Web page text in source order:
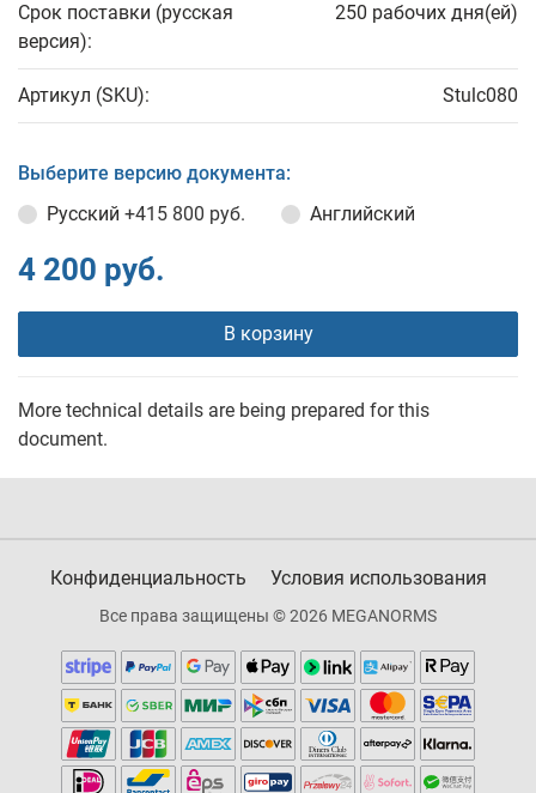
Срок поставки (русская
версия):
250 рабочих дня(ей)
Артикул (SKU): Stulc080
Выберите версию документа:
Русский +415 800 руб. Английский
4 200 руб.
В корзину
More technical details are being prepared for this
document.
Конфиденциальность Условия использования
Все права защищены © 2026 MEGANORMS